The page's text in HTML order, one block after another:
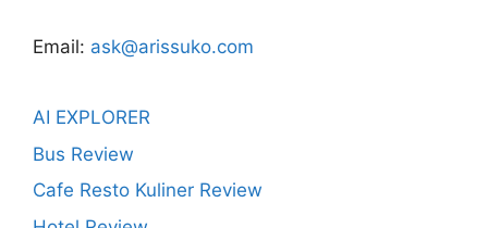
Email: ask@arissuko.com
AI EXPLORER
Bus Review
Cafe Resto Kuliner Review